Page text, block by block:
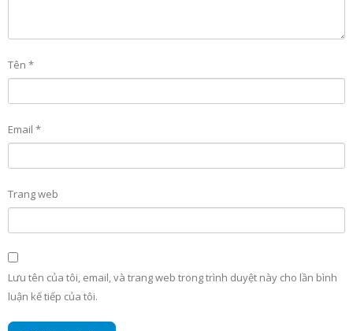
Tên *
Email *
Trang web
Lưu tên của tôi, email, và trang web trong trình duyệt này cho lần bình
luận kế tiếp của tôi.